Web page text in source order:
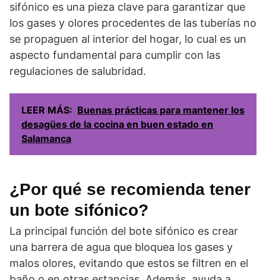
sifónico es una pieza clave para garantizar que
los gases y olores procedentes de las tuberías no
se propaguen al interior del hogar, lo cual es un
aspecto fundamental para cumplir con las
regulaciones de salubridad.
LEER MÁS: Buenas prácticas para mantener los
desagües de la cocina en buen estado en
Salamanca
¿Por qué se recomienda tener
un bote sifónico?
La principal función del bote sifónico es crear
una barrera de agua que bloquea los gases y
malos olores, evitando que estos se filtren en el